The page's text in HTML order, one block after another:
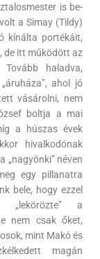
is be-
a Simay (Tildy)
kínálta portékáit,
de itt működött az
haladva,
ahol jó
vásárolni, nem
boltja a mai
a húszas évek
hivalkodónak
„nagyönki” néven
egy pillanatra
bele, hogy ezzel
„lekörözte” a
nem csak őket,
mint Makó és
magán